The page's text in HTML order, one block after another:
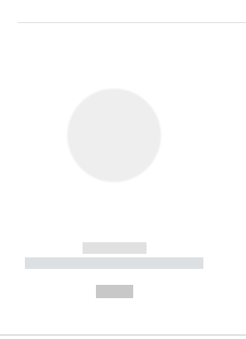
------------
----------- ----------- ----------